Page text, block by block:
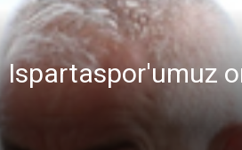
Ispartaspor'umuz